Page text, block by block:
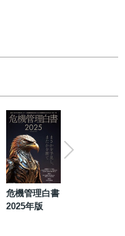
危機管理白書
2025年版